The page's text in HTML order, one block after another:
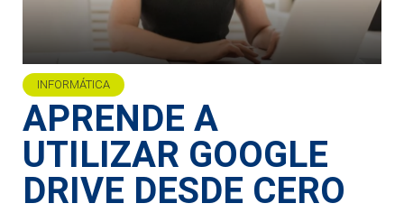
INFORMÁTICA
APRENDE A
UTILIZAR GOOGLE
DRIVE DESDE CERO